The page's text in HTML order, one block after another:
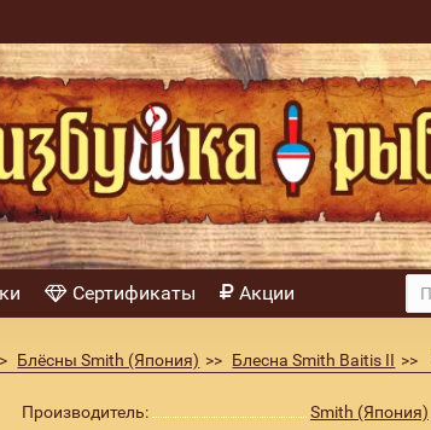
Сертификаты Акции
Блёсны Smith (Япония) Блесна Smith Baitis II
Производитель:
Smith (Япония)